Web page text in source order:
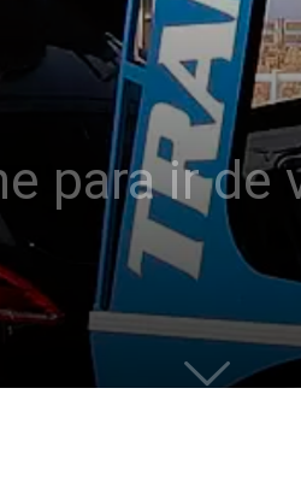
para ir de